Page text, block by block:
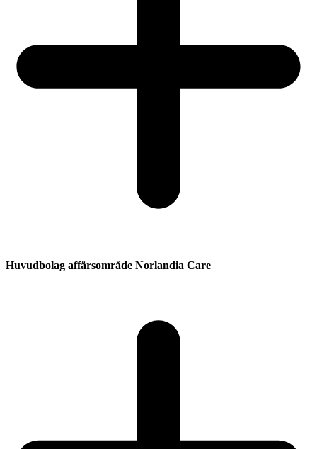
Huvudbolag affärsområde Norlandia Care